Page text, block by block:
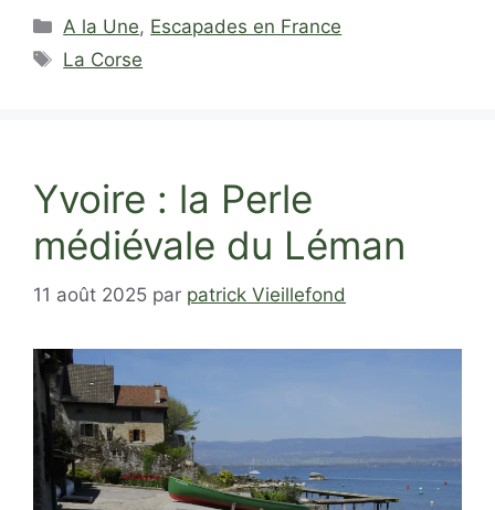
Catégories
A la Une, Escapades en France
Étiquettes
La Corse
Yvoire : la Perle
médiévale du Léman
11 août 2025 par patrick Vieillefond